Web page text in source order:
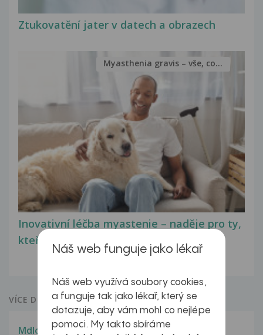
Ztukovatění jater v datech a obrazech
Inovativní léčba myastenie – naděje pro ty,
kteří ji...
Myasthenia gravis – vše, co...
VÍCE DOTAZŮ Z PORADNY
Mdloby
Náš web funguje jako lékař
Náš web využívá soubory cookies,
a funguje tak jako lékař, který se
dotazuje, aby vám mohl co nejlépe
pomoci. My takto sbíráme